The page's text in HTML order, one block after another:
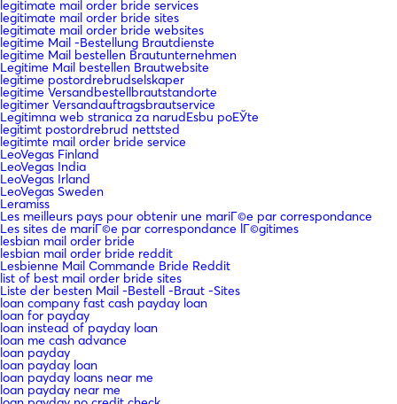
legitimate mail order bride services
legitimate mail order bride sites
legitimate mail order bride websites
legitime Mail -Bestellung Brautdienste
legitime Mail bestellen Brautunternehmen
Legitime Mail bestellen Brautwebsite
legitime postordrebrudselskaper
legitime Versandbestellbrautstandorte
legitimer Versandauftragsbrautservice
Legitimna web stranica za narudЕѕbu poЕЎte
legitimt postordrebrud nettsted
legitimte mail order bride service
LeoVegas Finland
LeoVegas India
LeoVegas Irland
LeoVegas Sweden
Leramiss
Les meilleurs pays pour obtenir une mariГ©e par correspondance
Les sites de mariГ©e par correspondance lГ©gitimes
lesbian mail order bride
lesbian mail order bride reddit
Lesbienne Mail Commande Bride Reddit
list of best mail order bride sites
Liste der besten Mail -Bestell -Braut -Sites
loan company fast cash payday loan
loan for payday
loan instead of payday loan
loan me cash advance
loan payday
loan payday loan
loan payday loans near me
loan payday near me